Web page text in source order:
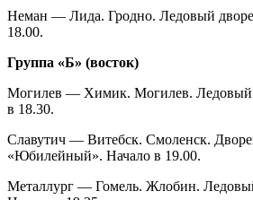
Неман — Лида. Гродно. Ледовый
18.00.
Группа «Б» (восток)
Могилев — Химик. Могилев. Ледовый
в 18.30.
Славутич — Витебск. Смоленск.
«Юбилейный». Начало в 19.00.
Металлург — Гомель. Жлобин.